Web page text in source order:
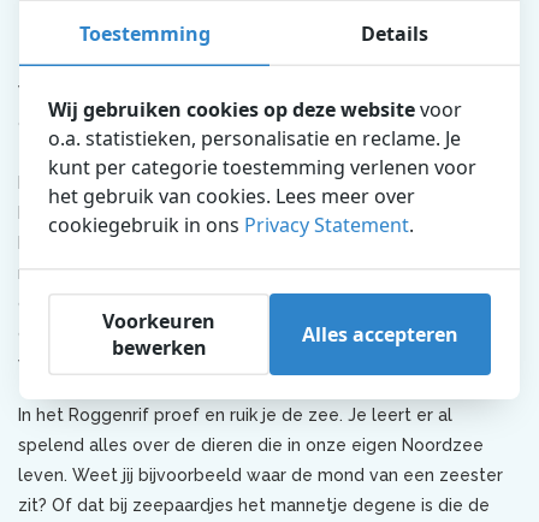
Het Roggenrif
Wist jij dat een haai aanvoelt als schuurpapier? Dat komt
omdat hij niet alleen in zijn bek, maar zelfs op zijn huid
tandjes heeft. Roggen en andere vissen zijn vaak juist een
beetje glibberig. Durf jij ze aan te raken? Alleen in het
Dolfinarium kun je roggen, haaien en andere vissen uit de
Noordzee aaien. Bijt je vast in de waterwereld van haaien en
roggen bij ons Roggenrif – en daarvoor heb je niet eens een
duikbrevet nodig! Tijdens de
educatieve presentatie
door
de verzorgers van deze dieren, mag je ze ook nog eens
voeren. Pas wel op voor je vingers…
In het Roggenrif proef en ruik je de zee. Je leert er al
spelend alles over de dieren die in onze eigen Noordzee
leven. Weet jij bijvoorbeeld waar de mond van een zeester
zit? Of dat bij zeepaardjes het mannetje degene is die de
Toestemming Details
Wij gebruiken cookies op deze websitevoor
o.a. statistieken, personalisatie en reclame. Je
kunt per categorie toestemming verlenen voor
het gebruik van cookies. Lees meer over
cookiegebruik in ons Privacy Statement.
Voorkeuren
bewerken
Alles accepteren